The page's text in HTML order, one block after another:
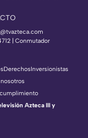
| Conmutador
DerechosInversionistas
Azteca III y